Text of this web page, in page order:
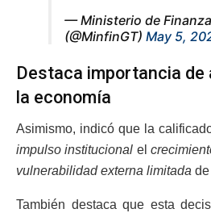
— Ministerio de
(@MinfinGT) May 5,
Destaca importancia
la economía
Asimismo, indicó que la
impulso institucional el
vulnerabilidad externa limitada
También destaca que esta